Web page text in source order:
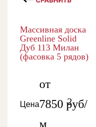
Массивная доска
Greenline Solid
Дуб 113 Милан
(фасовка 5 рядов)
Цена
от
7850 руб/
м
2